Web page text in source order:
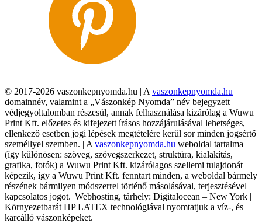
© 2017-2026 vaszonkepnyomda.hu | A vaszonkepnyomda.hu
domainnév, valamint a „Vászonkép Nyomda” név bejegyzett
védjegyoltalomban részesül, annak felhasználása kizárólag a Wuwu
Print Kft. előzetes és kifejezett írásos hozzájárulásával lehetséges,
ellenkező esetben jogi lépések megtételére kerül sor minden jogsértő
személlyel szemben. | A vaszonkepnyomda.hu weboldal tartalma
(így különösen: szöveg, szövegszerkezet, struktúra, kialakítás,
grafika, fotók) a Wuwu Print Kft. kizárólagos szellemi tulajdonát
képezik, így a Wuwu Print Kft. fenntart minden, a weboldal bármely
részének bármilyen módszerrel történő másolásával, terjesztésével
kapcsolatos jogot. |Webhosting, tárhely: Digitalocean – New York |
Környezetbarát HP LATEX technológiával nyomtatjuk a víz-, és
karcálló vászonképeket.